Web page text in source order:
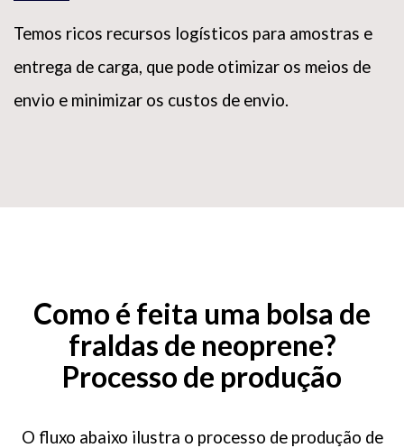
Temos ricos recursos logísticos para amostras e
entrega de carga, que pode otimizar os meios de
envio e minimizar os custos de envio.
Como é feita uma bolsa de
fraldas de neoprene?
Processo de produção
O fluxo abaixo ilustra o processo de produção de